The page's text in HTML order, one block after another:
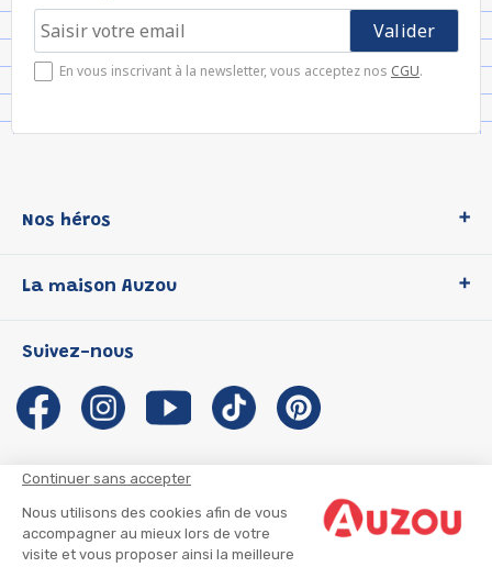
Continuer sans accepter
Nous utilisons des cookies afin de vous
accompagner au mieux lors de votre
visite et vous proposer ainsi la meilleure
En vous inscrivant à la newsletter, vous acceptez nos CGU.
Nos héros
P'tit Loup
Les Influenceuses
Migali
Petite Taupe
La maison Auzou
Notre histoire
Auzou s'engage
Auteurs et illustrateurs Auzou
Suivre mon colis
Infos consommateur
Suivez-nous
CGU
CGV